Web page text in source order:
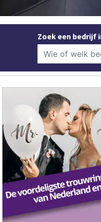
Zoek een bedrijf